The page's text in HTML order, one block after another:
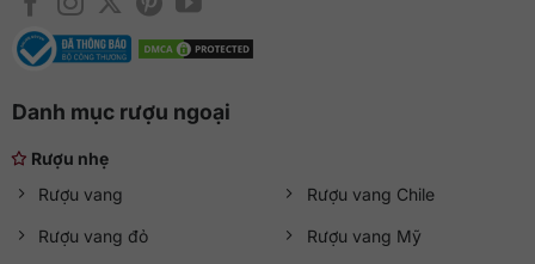
Danh mục rượu ngoại
Rượu nhẹ
Rượu vang
Rượu vang đỏ
Rượu vang Chile
Rượu vang Mỹ